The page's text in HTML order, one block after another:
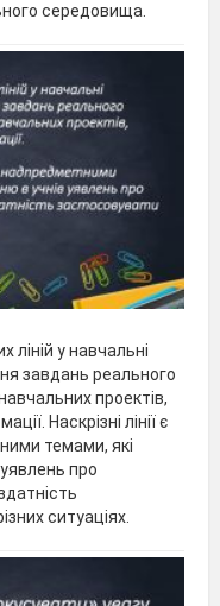
середовища.
ліній у навчальні
завдань реального
проектів,
Наскрізні лінії є
темами, які
про
ситуаціях.